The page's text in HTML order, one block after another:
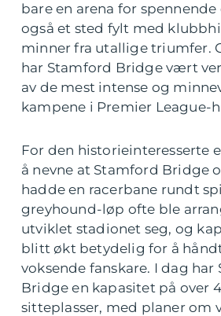
bare en arena for
også et sted fylt med
minner fra utallige triumfer.
har Stamford Bridge vært
av de mest intense og
kampene i Premier League-
For den historieinteresserte
å nevne at Stamford Bridge
hadde en racerbane rundt
greyhound-løp ofte ble
utviklet stadionet seg, og
blitt økt betydelig for å
voksende fanskare. I dag har
Bridge en kapasitet på over
sitteplasser, med planer om